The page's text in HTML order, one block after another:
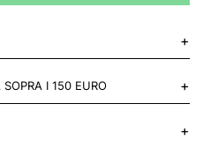
+
SOPRA I 150 EURO +
+